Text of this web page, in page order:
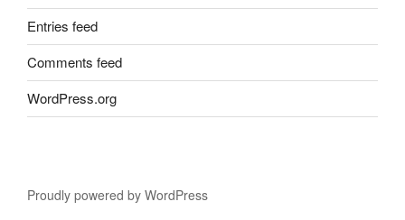
Entries feed
Comments feed
WordPress.org
Proudly powered by WordPress